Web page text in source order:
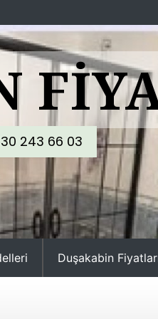
243 66 03
Duşakabin